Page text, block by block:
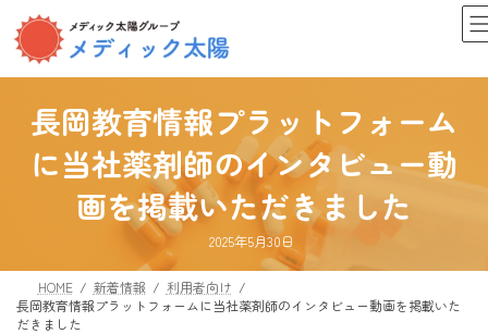
ン
ー
長岡教育情報プラットフォーム
に当社薬剤師のインタビュー動
画を掲載いただきました
最
終
更
新
日
時
2025年5月30日
HOME 新着情報
利用者向け
長岡教育情報プラットフォームに当社薬剤師のインタビュー動画を掲載いた
だきました